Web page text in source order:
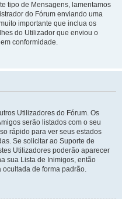
tipo de Mensagens, lamentamos
do Fórum enviando uma
importante que inclua os
do Utilizador que enviou o
conformidade.
Utilizadores do Fórum. Os
serão listados com o seu
rápido para ver seus estados
Se solicitar ao Suporte de
Utilizadores poderão aparecer
sua Lista de Inimigos, então
de forma padrão.